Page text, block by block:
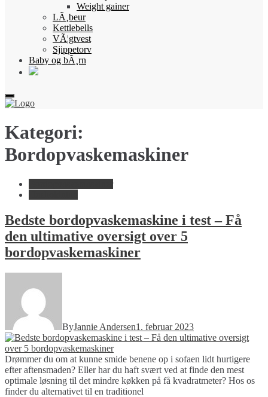
Weight gainer
LÃ¸beur
Kettlebells
VÃ¦gtvest
Sjippetorv
Baby og bÃ¸rn
Kategori:
Bordopvaskemaskiner
Bedste bordopvaskemaskine i test – Få
den ultimative oversigt over 5
bordopvaskemaskiner
ByJannie Andersen1. februar 2023
Drømmer du om at kunne smide benene op i sofaen lidt hurtigere
efter aftensmaden? Eller har du haft svært ved at finde den mest
optimale løsning til det mindre køkken på få kvadratmeter? Hos os
finder du alternativet til en traditionel